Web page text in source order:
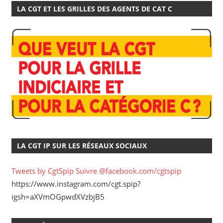
LA CGT ET LES GRILLES DES AGENTS DE CAT C
LA CGT IP SUR LES RÉSEAUX SOCIAUX
Tweets by CgtSpip Suivre @facebook.com/cgtspip
https://www.instagram.com/cgt.spip?
igsh=aXVmOGpwdXVzbjB5